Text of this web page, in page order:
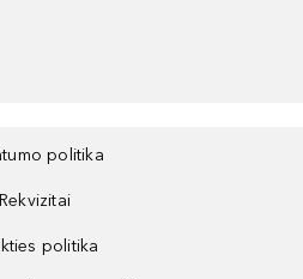
politika
Rekvizitai
politika